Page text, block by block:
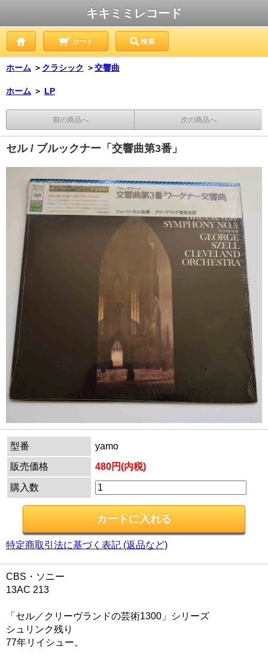
キキミミレコード
カート 検索
ホーム ＞ クラシック ＞交響曲
ホーム ＞ LP
前の商品へ 次の商品へ
セル / ブルックナー「交響曲第3番」
型番
yamo
販売価格
480円(内税)
購入数
特定商取引法に基づく表記 (返品など)
CBS・ソニー
13AC 213
「セル／クリーヴランドの芸術1300」シリーズ
シュリンク残り
77年リイシュー。